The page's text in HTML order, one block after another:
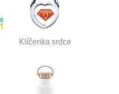
Klíčenka srdce